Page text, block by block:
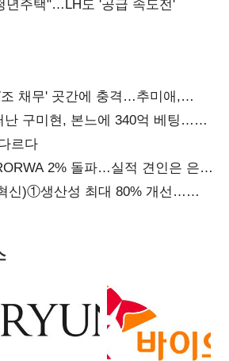
년주택"…LH도 '공급 속도전'
채무' 곳간에 충격…추미애,
선언 승부수
난 구미현, 본느에 340억 베팅…
르다
2% 돌파…실적 견인은 은행
신)①생산성 최대 80% 개선…